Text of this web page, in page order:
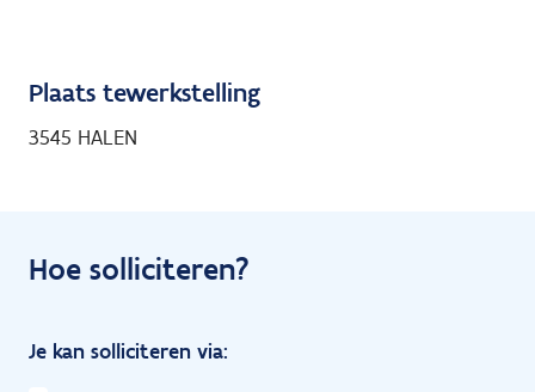
Plaats tewerkstelling
3545 HALEN
Hoe solliciteren?
Je kan solliciteren via: